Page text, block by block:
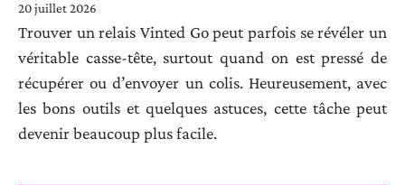
20 juillet 2026
Trouver un relais Vinted Go peut parfois se révéler un
véritable casse-tête, surtout quand on est pressé de
récupérer ou d’envoyer un colis. Heureusement, avec
les bons outils et quelques astuces, cette tâche peut
devenir beaucoup plus facile.